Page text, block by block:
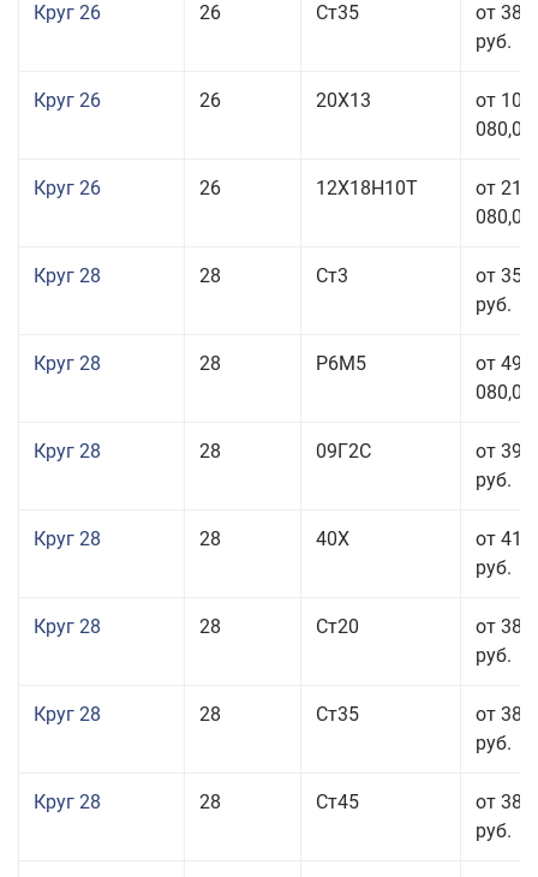
Круг 26 26 Ст35
от 38
руб.
Круг 26 26 20Х13
от 103
080,00
Круг 26 26 12Х18Н10Т
от 210
080,00
Круг 28 28 Ст3
от 35
руб.
Круг 28 28 Р6М5
от 499
080,00
Круг 28 28 09Г2С
от 39
руб.
Круг 28 28 40Х
от 41
руб.
Круг 28 28 Ст20
от 38
руб.
Круг 28 28 Ст35
от 38
руб.
Круг 28 28 Ст45
от 38
руб.